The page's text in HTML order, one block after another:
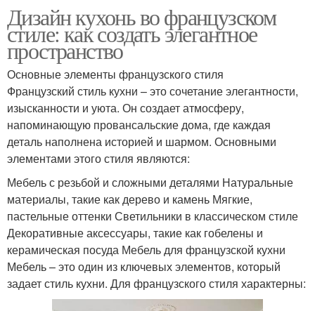
Дизайн кухонь во французском
стиле: как создать элегантное
пространство
Основные элементы французского стиля
Французский стиль кухни – это сочетание элегантности,
изысканности и уюта. Он создает атмосферу,
напоминающую провансальские дома, где каждая
деталь наполнена историей и шармом. Основными
элементами этого стиля являются:
Мебель с резьбой и сложными деталями Натуральные
материалы, такие как дерево и камень Мягкие,
пастельные оттенки Светильники в классическом стиле
Декоративные аксессуары, такие как гобелены и
керамическая посуда Мебель для французской кухни
Мебель – это один из ключевых элементов, который
задает стиль кухни. Для французского стиля характерны: